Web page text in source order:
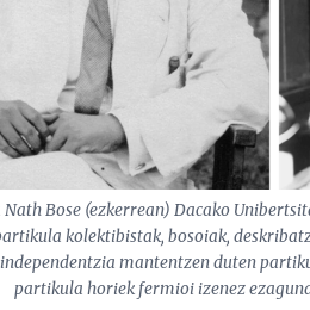
Bose (ezkerrean) Dacako
kolektibistak, bosoiak,
mantentzen duten
partikula horiek fermioi izenez